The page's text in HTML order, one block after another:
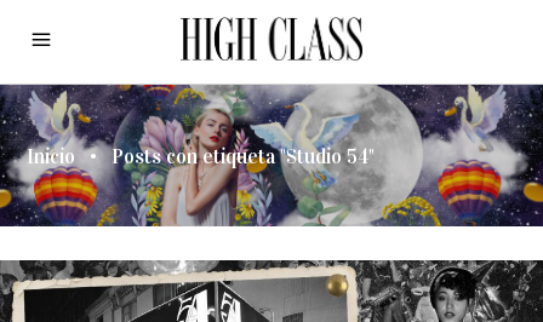
Inicio • Posts con etiqueta "Studio 54"